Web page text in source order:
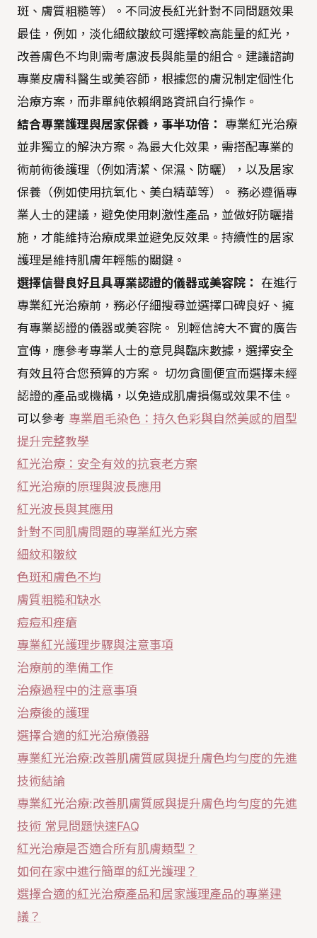
斑、膚質粗糙等）。不同波長紅光針對不同問題效果
最佳，例如，淡化細紋皺紋可選擇較高能量的紅光，
改善膚色不均則需考慮波長與能量的組合。建議諮詢
專業皮膚科醫生或美容師，根據您的膚況制定個性化
治療方案，而非單純依賴網路資訊自行操作。
結合專業護理與居家保養，事半功倍： 專業紅光治療
並非獨立的解決方案。為最大化效果，需搭配專業的
術前術後護理（例如清潔、保濕、防曬），以及居家
保養（例如使用抗氧化、美白精華等）。 務必遵循專
業人士的建議，避免使用刺激性產品，並做好防曬措
施，才能維持治療成果並避免反效果。持續性的居家
護理是維持肌膚年輕態的關鍵。
選擇信譽良好且具專業認證的儀器或美容院： 在進行
專業紅光治療前，務必仔細搜尋並選擇口碑良好、擁
有專業認證的儀器或美容院。 別輕信誇大不實的廣告
宣傳，應參考專業人士的意見與臨床數據，選擇安全
有效且符合您預算的方案。 切勿貪圖便宜而選擇未經
認證的產品或機構，以免造成肌膚損傷或效果不佳。
可以參考 專業眉毛染色：持久色彩與自然美感的眉型
提升完整教學
紅光治療：安全有效的抗衰老方案
紅光治療的原理與波長應用
紅光波長與其應用
針對不同肌膚問題的專業紅光方案
細紋和皺紋
色斑和膚色不均
膚質粗糙和缺水
痘痘和痤瘡
專業紅光護理步驟與注意事項
治療前的準備工作
治療過程中的注意事項
治療後的護理
選擇合適的紅光治療儀器
專業紅光治療:改善肌膚質感與提升膚色均勻度的先進
技術結論
專業紅光治療:改善肌膚質感與提升膚色均勻度的先進
技術 常見問題快速FAQ
紅光治療是否適合所有肌膚類型？
如何在家中進行簡單的紅光護理？
選擇合適的紅光治療產品和居家護理產品的專業建
議？